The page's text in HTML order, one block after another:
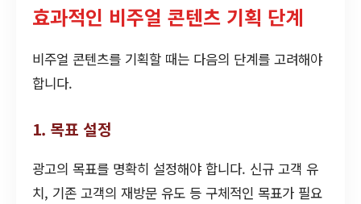
효과적인 비주얼 콘텐츠 기획 단계
비주얼 콘텐츠를 기획할 때는 다음의 단계를 고려해야
합니다.
1. 목표 설정
광고의 목표를 명확히 설정해야 합니다. 신규 고객 유
치, 기존 고객의 재방문 유도 등 구체적인 목표가 필요